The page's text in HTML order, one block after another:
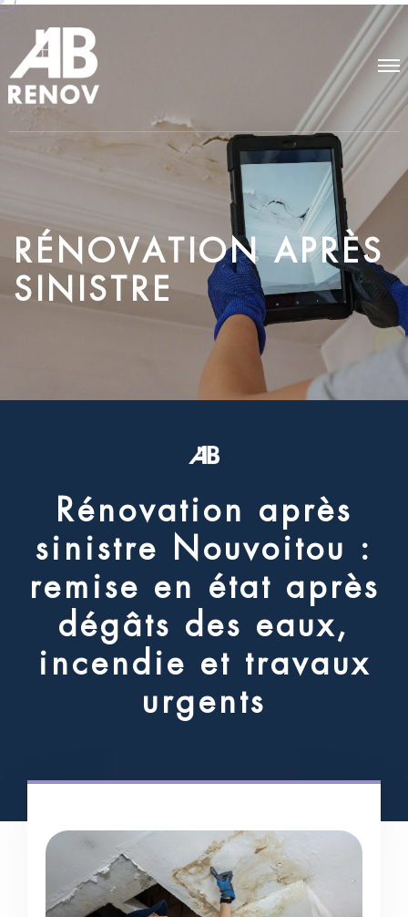
RÉNOVATION APRÈS
SIN ISTRE
Rénovation après
sinistre Nouvoitou :
remise en état après
d égâts d es eaux,
incend ie et travaux
urgents